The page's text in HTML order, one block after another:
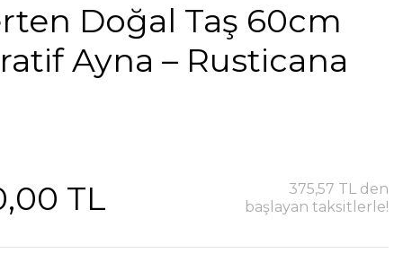
Doğal Taş 60cm
Ayna – Rusticana
TL
375,57 TL den
başlayan taksitlerle!